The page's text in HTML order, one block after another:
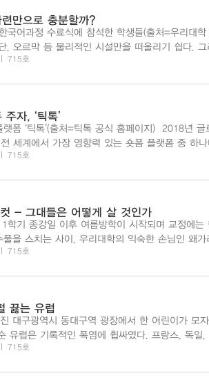
만으로 충분할까?
수료식에 참석한 학생들(출처=우리대학 홈페이지) 흔히 우리는
, 오르막 등 물리적인 시설만을 떠올리기 쉽다.
성되지 않는다. 그렇다면 어떤 것이 동반돼야 비
715호
자, ‘틱톡’
틱톡 공식 홈페이지) 2018년 글로벌 시장에 출시된 온라인 콘텐츠 플랫
전 세계에서 가장 영향력 있는 숏폼 플랫폼 중 하
은 기존 영상 플랫폼과 차별화된 콘텐츠 소...
715호
- 그대들은 어떻게 살 것인가
학기 종강일 이후 여름방학이 시작되며 교정에
을 스치는 사이, 우리대학의 익숙한 손님인 왜가
715호
끓는 유럽
대구광역시 동대구역 광장에서 한 어린이가 모
보건기구(WHO)는 6월 21일(일) 이후 유럽에서
715호